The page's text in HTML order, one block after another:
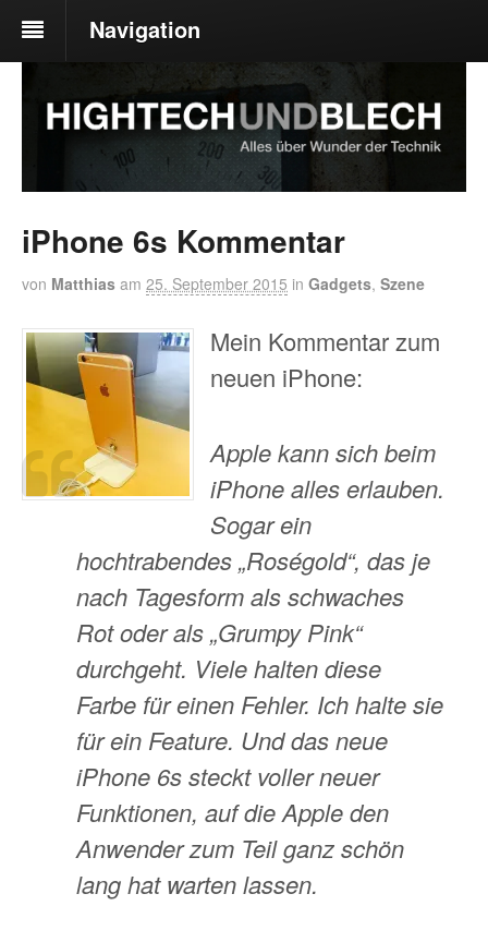
Navigation
iPhone 6s Kommentar
von Matthias am 25. September 2015 in Gadgets, Szene
Mein Kommentar zum
neuen iPhone:
Apple kann sich beim
iPhone alles erlauben.
Sogar ein
hochtrabendes „Roségold“, das je
nach Tagesform als schwaches
Rot oder als „Grumpy Pink“
durchgeht. Viele halten diese
Farbe für einen Fehler. Ich halte sie
für ein Feature. Und das neue
iPhone 6s steckt voller neuer
Funktionen, auf die Apple den
Anwender zum Teil ganz schön
lang hat warten lassen.